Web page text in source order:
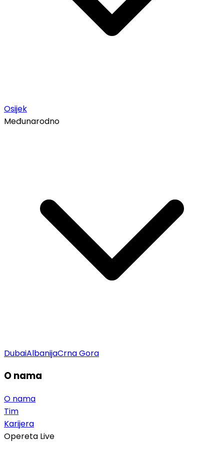
Osijek
Međunarodno
DubaiAlbanijaCrna Gora
O nama
O nama
Tim
Karijera
Opereta Live